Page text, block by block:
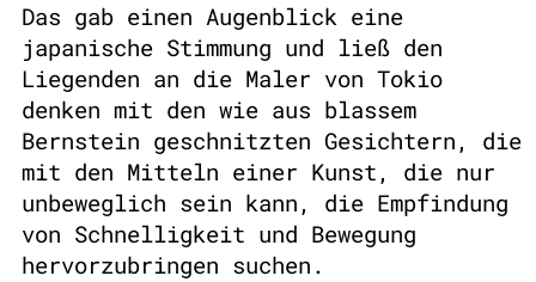
Das gab einen Augenblick eine
japanische Stimmung und ließ den
Liegenden an die Maler von Tokio
denken mit den wie aus blassem
Bernstein geschnitzten Gesichtern, die
mit den Mitteln einer Kunst, die nur
unbeweglich sein kann, die Empfindung
von Schnelligkeit und Bewegung
hervorzubringen suchen.